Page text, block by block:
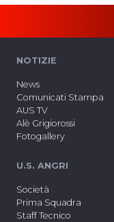
NOTIZIE
News
Comunicati Stampa
AUS TV
Alè Grigiorossi
Fotogallery
U.S. ANGRI
Società
Prima Squadra
Staff Tecnico